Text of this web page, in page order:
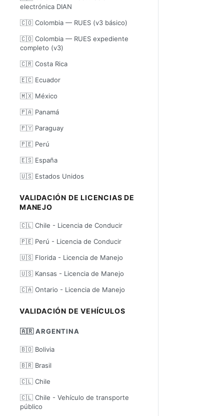
electrónica DIAN
🇨🇴 Colombia — RUES (v3 básico)
🇨🇴 Colombia — RUES expediente
completo (v3)
🇨🇷 Costa Rica
🇪🇨 Ecuador
🇲🇽 México
🇵🇦 Panamá
🇵🇾 Paraguay
🇵🇪 Perú
🇪🇸 España
🇺🇸 Estados Unidos
VALIDACIÓN DE LICENCIAS DE
MANEJO
🇨🇱 Chile - Licencia de Conducir
🇵🇪 Perú - Licencia de Conducir
🇺🇸 Florida - Licencia de Manejo
🇺🇸 Kansas - Licencia de Manejo
🇨🇦 Ontario - Licencia de Manejo
VALIDACIÓN DE VEHÍCULOS
🇦🇷 ARGENTINA
🇧🇴 Bolivia
🇧🇷 Brasil
🇨🇱 Chile
🇨🇱 Chile - Vehículo de transporte
público